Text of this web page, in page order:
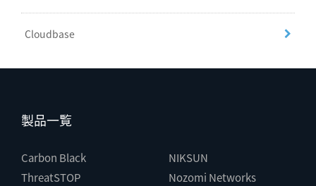
Cloudbase
製品一覧
Carbon Black
ThreatSTOP
NIKSUN
Nozomi Networks